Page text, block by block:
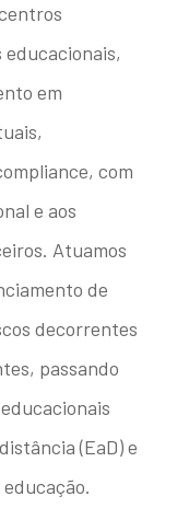
em
com
e aos
Atuamos
de
decorrentes
passando
(EaD) e